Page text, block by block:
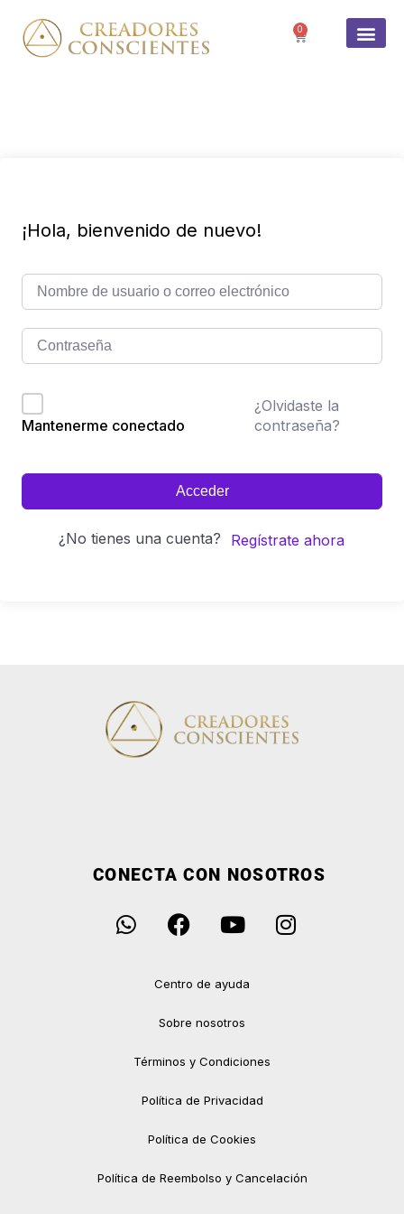
0
¡Hola, bienvenido de nuevo!
Mantenerme conectado
¿Olvidaste la
contraseña?
Acceder
¿No tienes una cuenta? Regístrate ahora
CONECTA CON NOSOTROS
Centro de ayuda
Sobre nosotros
Términos y Condiciones
Política de Privacidad
Política de Cookies
Política de Reembolso y Cancelación